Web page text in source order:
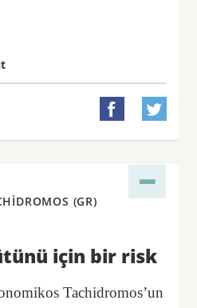
 
(GR)
için bir risk
Tachidromos’un